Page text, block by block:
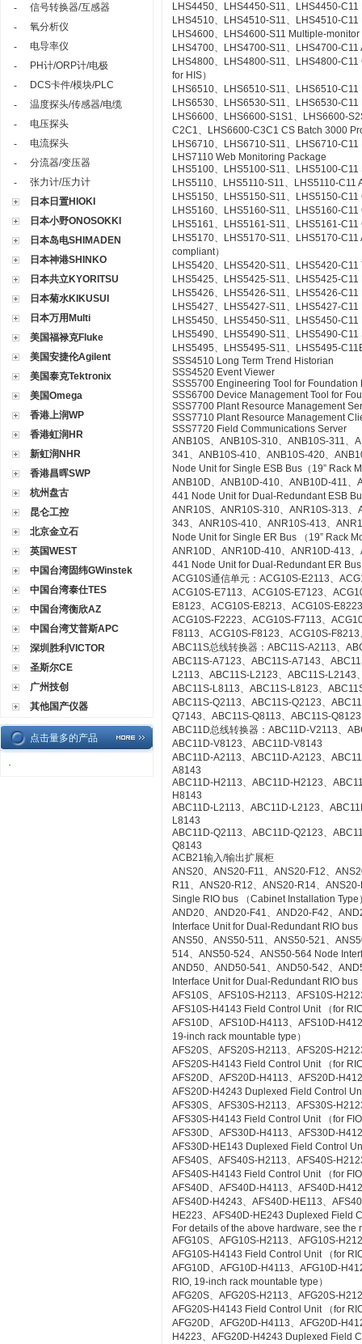
-
信号转换器/互感器
-
氧分析仪
-
电导率仪
-
PH计/ORP计/电极
-
DCS卡件/模块/PLC
-
温度探头/传感器/电缆
-
电压探头
-
电流探头
-
分流器/变压器
-
张力计/压力计
日本日置HIOKI
日本小野ONOSOKKI
日本岛电SHIMADEN
日本神港SHINKO
日本共立KYORITSU
日本菊水KIKUSUI
日本万用Multi
美国福禄克Fluke
美国安捷伦Agilent
美国泰克Tektronix
美国Omega
香港上润WP
香港虹润HR
新虹润NHR
香港昌晖SWP
杭州盘古
昆仑工控
北京金立石
英国WEST
中国台湾固纬GWinstek
中国台湾泰仕TES
中国台湾衡欣AZ
中国台湾艾普斯APC
深圳胜利VICTOR
圣斯尔CE
广州技创
其他国产仪器
点击量多的产品
·
LHS4450、LHS4450-S11、LHS4450-
LHS4510、LHS4510-S11、LHS4510-
LHS4600、LHS4600-S11 Multiple-
LHS4700、LHS4700-S11、LHS4700-
LHS4800、LHS4800-S11、LHS4800-
for HIS）
LHS6510、LHS6510-S11、LHS6510-
LHS6530、LHS6530-S11、LHS6530-
LHS6600、LHS6600-S1S1、LHS6600-
C2C1、LHS6600-C3C1 CS Batch 3000
LHS6710、LHS6710-S11、LHS6710-
LHS7110 Web Monitoring Package
LHS5100、LHS5100-S11、LHS5100-
LHS5110、LHS5110-S11、LHS5110-C11
LHS5150、LHS5150-S11、LHS5150-
LHS5160、LHS5160-S11、LHS5160-
LHS5161、LHS5161-S11、LHS5161-
LHS5170、LHS5170-S11、LHS5170-
compliant）
LHS5420、LHS5420-S11、LHS5420-C11
LHS5425、LHS5425-S11、LHS5425-
LHS5426、LHS5426-S11、LHS5426-
LHS5427、LHS5427-S11、LHS5427-
LHS5450、LHS5450-S11、LHS5450-
LHS5490、LHS5490-S11、LHS5490-
LHS5495、LHS5495-S11、LHS5495-
SSS4510 Long Term Trend Historian
SSS4520 Event Viewer
SSS5700 Engineering Tool for Foundation
SSS6700 Device Management Tool for
SSS7700 Plant Resource Management
SSS7710 Plant Resource Management
SSS7720 Field Communications Server
ANB10S、ANB10S-310、ANB10S-311、
341、ANB10S-410、ANB10S-420、
Node Unit for Single ESB Bus（19” Rack
ANB10D、ANB10D-410、ANB10D-411
441 Node Unit for Dual-Redundant ESB
ANR10S、ANR10S-310、ANR10S-313
343、ANR10S-410、ANR10S-413、
Node Unit for Single ER Bus （19” Rack
ANR10D、ANR10D-410、ANR10D-413
441 Node Unit for Dual-Redundant ER
ACG10S通信单元：ACG10S-E2113、
ACG10S-E7113、ACG10S-E7123、
E8123、ACG10S-E8213、ACG10S-
ACG10S-F2223、ACG10S-F7113、
F8113、ACG10S-F8123、ACG10S-
ABC11S总线转换器：ABC11S-A2113、
ABC11S-A7123、ABC11S-A7143、
L2113、ABC11S-L2123、ABC11S-
ABC11S-L8113、ABC11S-L8123、
ABC11S-Q2113、ABC11S-Q2123、
Q7143、ABC11S-Q8113、ABC11S-
ABC11D总线转换器：ABC11D-V2113、
ABC11D-V8123、ABC11D-V8143
ABC11D-A2113、ABC11D-A2123、
A8143
ABC11D-H2113、ABC11D-H2123、
H8143
ABC11D-L2113、ABC11D-L2123、
L8143
ABC11D-Q2113、ABC11D-Q2123、
Q8143
ACB21输入/输出扩展柜
ANS20、ANS20-F11、ANS20-F12、
R11、ANS20-R12、ANS20-R14、
Single RIO bus （Cabinet Installation Type
AND20、AND20-F41、AND20-F42、
Interface Unit for Dual-Redundant RIO
ANS50、ANS50-511、ANS50-521、
514、ANS50-524、ANS50-564 Node
AND50、AND50-541、AND50-542、
Interface Unit for Dual-Redundant RIO
AFS10S、AFS10S-H2113、AFS10S-
AFS10S-H4143 Field Control Unit （for
AFS10D、AFS10D-H4113、AFS10D-
19-inch rack mountable type）
AFS20S、AFS20S-H2113、AFS20S-
AFS20S-H4143 Field Control Unit （for
AFS20D、AFS20D-H4113、AFS20D-
AFS20D-H4243 Duplexed Field Control
AFS30S、AFS30S-H2113、AFS30S-
AFS30S-H4143 Field Control Unit （for
AFS30D、AFS30D-H4113、AFS30D-
AFS30D-HE143 Duplexed Field Control
AFS40S、AFS40S-H2113、AFS40S-
AFS40S-H4143 Field Control Unit （for
AFS40D、AFS40D-H4113、AFS40D-
AFS40D-H4243、AFS40D-HE113、
HE223、AFS40D-HE243 Duplexed Field
For details of the above hardware, see the
AFG10S、AFG10S-H2113、AFG10S-
AFG10S-H4143 Field Control Unit （for
AFG10D、AFG10D-H4113、AFG10D-
RIO, 19-inch rack mountable type）
AFG20S、AFG20S-H2113、AFG20S-
AFG20S-H4143 Field Control Unit （for
AFG20D、AFG20D-H4113、AFG20D-
H4223、AFG20D-H4243 Duplexed Field